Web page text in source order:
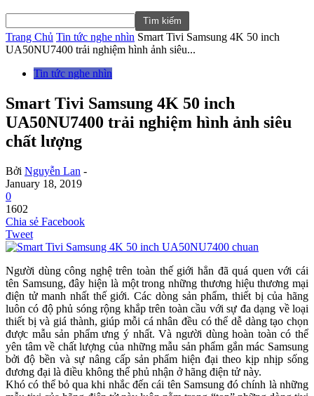
Trang Chủ Tin tức nghe nhìn Smart Tivi Samsung 4K 50 inch
UA50NU7400 trải nghiệm hình ảnh siêu...
Tin tức nghe nhìn
Smart Tivi Samsung 4K 50 inch
UA50NU7400 trải nghiệm hình ảnh siêu
chất lượng
Bởi Nguyễn Lan -
January 18, 2019
0
1602
Chia sẻ Facebook
Tweet
Người dùng công nghệ trên toàn thế giới hẳn đã quá quen với cái
tên Samsung, đây hiện là một trong những thương hiệu thương mại
điện tử manh nhất thế giới. Các dòng sản phẩm, thiết bị của hãng
luôn có độ phủ sóng rộng khắp trên toàn cầu với sự đa dạng về loại
thiết bị và giá thành, giúp mỗi cá nhân đều có thể dễ dàng tạo chọn
được mẫu sản phẩm ưng ý nhất. Và người dùng hoàn toàn có thể
yên tâm về chất lượng của những mẫu sản phẩm gắn mác Samsung
bởi độ bền và sự nâng cấp sản phẩm hiện đại theo kịp nhịp sống
đương đại là điều không thể phủ nhận ở hãng điện tử này.
Khó có thể bỏ qua khi nhắc đến cái tên Samsung đó chính là những